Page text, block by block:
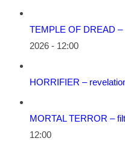
TEMPLE OF DREAD
2026 - 12:00
HORRIFIER –
MORTAL TERROR –
12:00